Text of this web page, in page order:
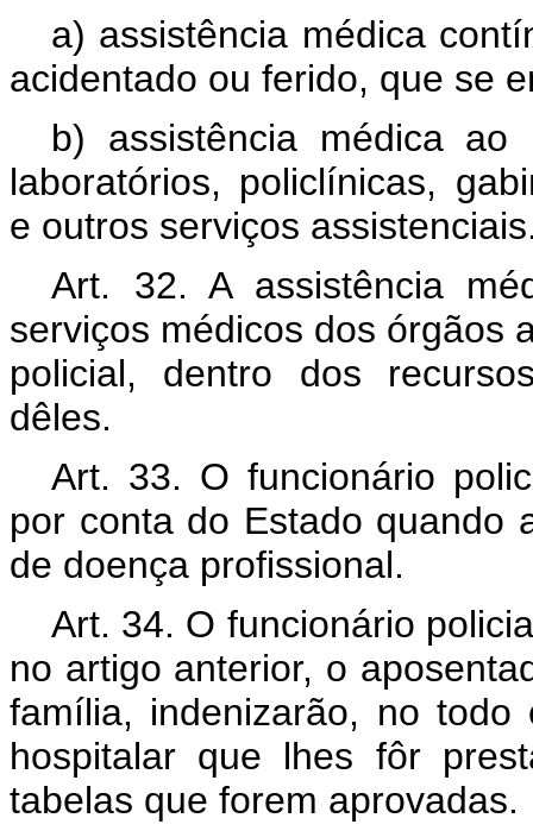
a) assistência médica
acidentado ou ferido, que se
b) assistência médica
laboratórios, policlínicas,
e outros serviços
Art. 32. A assistência
serviços médicos dos órgãos
policial, dentro dos
dêles.
Art. 33. O funcionário
por conta do Estado quando
de doença profissional.
Art. 34. O funcionário
no artigo anterior, o
família, indenizarão, no
hospitalar que lhes fôr
tabelas que forem aprovadas.